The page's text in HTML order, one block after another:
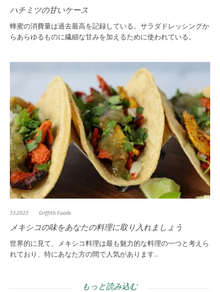
ハチミツの甘いケース
蜂蜜の消費量は過去最高を記録している。サラダドレッシングか
らあらゆるものに繊細な甘みを加えるために使われている。
7.3.2023 Griffith Foods
メキシコの味をあなたの料理に取り入れましょう
世界的に見て、メキシコ料理は最も魅力的な料理の一つと考えら
れており、特にあなた方の間で人気があります...
もっと読み込む